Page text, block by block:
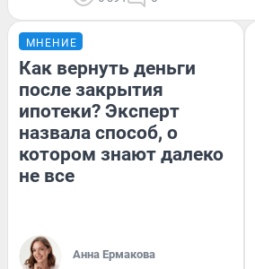
МНЕНИЕ
Как вернуть деньги
после закрытия
ипотеки? Эксперт
назвала способ, о
котором знают далеко
не все
Анна Ермакова